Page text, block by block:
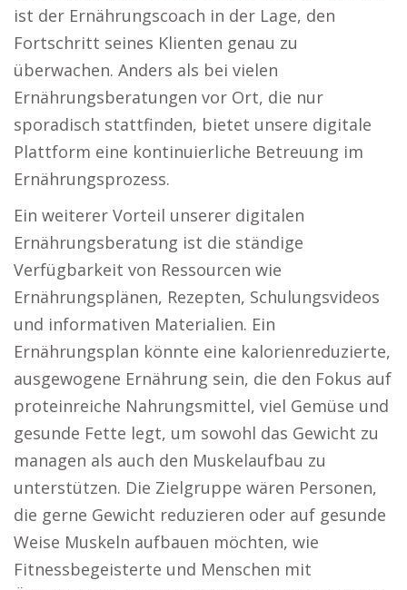
ist der Ernährungscoach in der Lage, den
Fortschritt seines Klienten genau zu
überwachen. Anders als bei vielen
Ernährungsberatungen vor Ort, die nur
sporadisch stattfinden, bietet unsere digitale
Plattform eine kontinuierliche Betreuung im
Ernährungsprozess.
Ein weiterer Vorteil unserer digitalen
Ernährungsberatung ist die ständige
Verfügbarkeit von Ressourcen wie
Ernährungsplänen, Rezepten, Schulungsvideos
und informativen Materialien. Ein
Ernährungsplan könnte eine kalorienreduzierte,
ausgewogene Ernährung sein, die den Fokus auf
proteinreiche Nahrungsmittel, viel Gemüse und
gesunde Fette legt, um sowohl das Gewicht zu
managen als auch den Muskelaufbau zu
unterstützen. Die Zielgruppe wären Personen,
die gerne Gewicht reduzieren oder auf gesunde
Weise Muskeln aufbauen möchten, wie
Fitnessbegeisterte und Menschen mit